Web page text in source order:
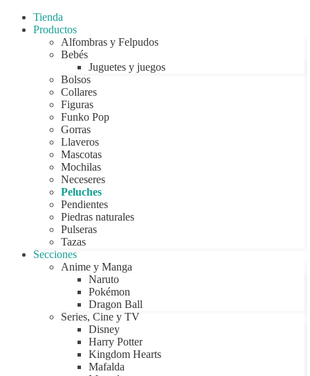
Tienda
Productos
Alfombras y Felpudos
Bebés
Juguetes y juegos
Bolsos
Collares
Figuras
Funko Pop
Gorras
Llaveros
Mascotas
Mochilas
Neceseres
Peluches
Pendientes
Piedras naturales
Pulseras
Tazas
Secciones
Anime y Manga
Naruto
Pokémon
Dragon Ball
Series, Cine y TV
Disney
Harry Potter
Kingdom Hearts
Mafalda